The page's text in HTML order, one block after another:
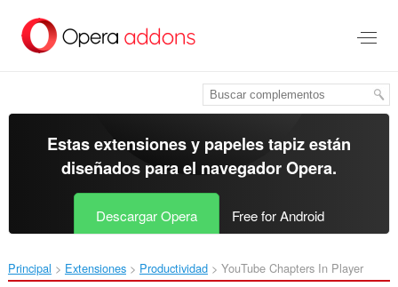
contenido
Estas extensiones y papeles tapiz están
diseñados para el navegador Opera.
Descargar Opera Free for Android
Principal Extensiones Productividad YouTube Chapters In Player‎